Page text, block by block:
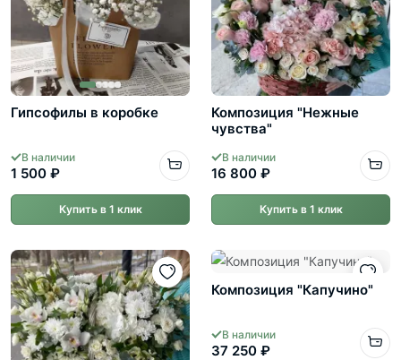
Гипсофилы в коробке
В наличии
1 500 ₽
Купить в 1 клик
Композиция "Нежные
чувства"
В наличии
16 800 ₽
Купить в 1 клик
Композиция "Капучино"
В наличии
37 250 ₽